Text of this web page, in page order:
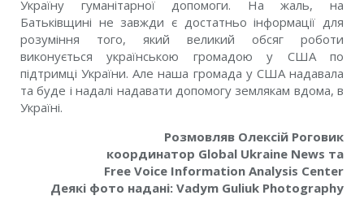
Україну гуманітарної допомоги. На жаль, на
Батьківщині не завжди є достатньо інформації для
розуміння того, який великий обсяг роботи
виконується українською громадою у США по
підтримці України. Але наша громада у США надавала
та буде і надалі надавати допомогу землякам вдома, в
Україні.
Розмовляв Олексій Роговик
координатор Global Ukraine News та
Free Voice Information Analysis Center
Деякі фото надані: Vadym Guliuk Photography